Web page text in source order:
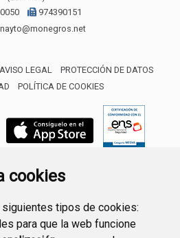
cookies
tipos de cookies:
para que la web funcione
974390151
AVISO LEGAL
PROTECCIÓN DE DATOS
POLÍTICA DE COOKIES